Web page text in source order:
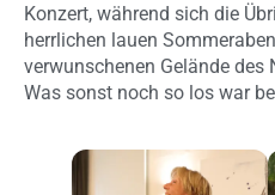
Konzert, während sich die
herrlichen lauen
verwunschenen Gelände des
Was sonst noch so los war